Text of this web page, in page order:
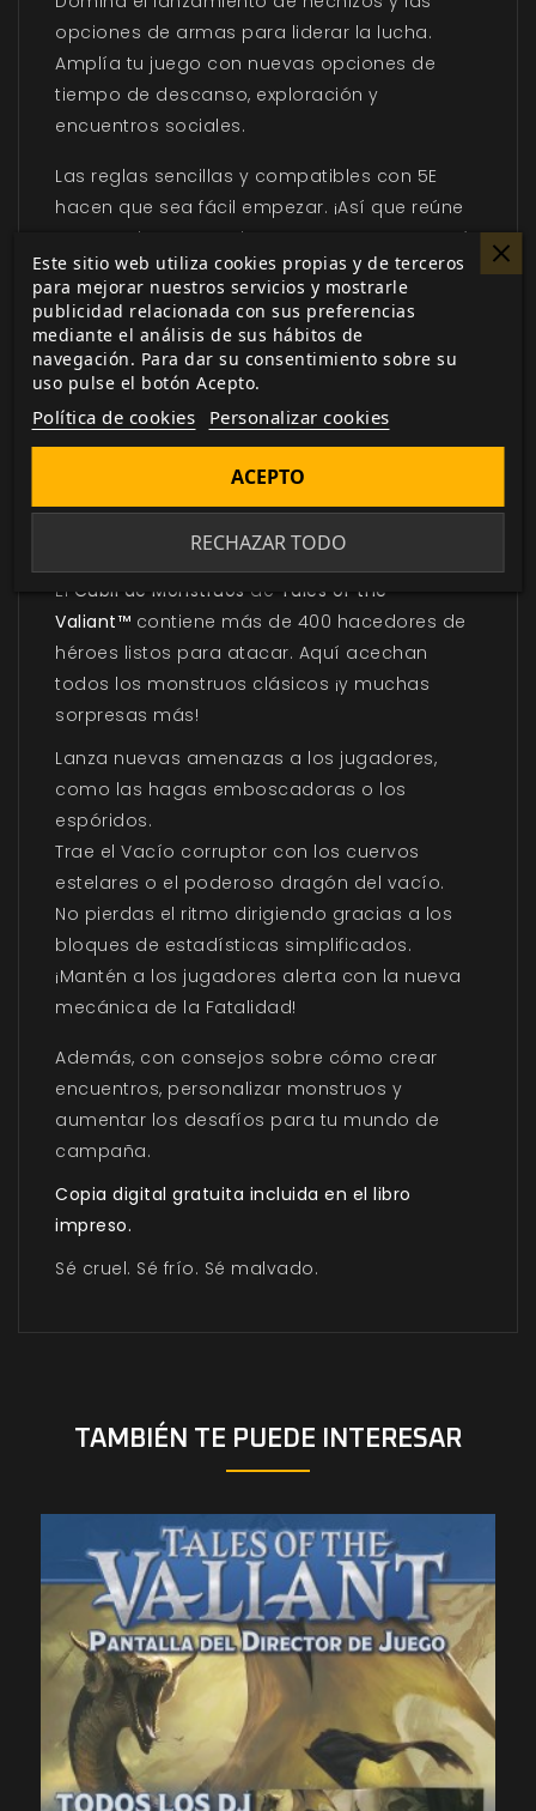
opciones de armas para liderar la lucha.
Amplía tu juego con nuevas opciones de
tiempo de descanso, exploración y
encuentros sociales.
Las reglas sencillas y compatibles con 5E
hacen que sea fácil empezar. ¡Así que reúne
a tus amigos y comienza tu aventura a través
del Laberinto de los Mundos!
Copia digital gratuita incluida en el libro
impreso.
Sé audaz. Sé intrépido. Sé valiente.
¿Qué lleva elCubil de
deTales of the
Valiant?
Los héroes necesitan monstruos
El Cubil de Monstruos de Tales of the
Valiant™ contiene más de 400 hacedores de
héroes listos para atacar. Aquí acechan
todos los monstruos clásicos ¡y muchas
sorpresas más!
Lanza nuevas amenazas a los jugadores,
como las hagas emboscadoras o los
espóridos.
Trae el Vacío corruptor con los cuervos
estelares o el poderoso dragón del vacío.
No pierdas el ritmo dirigiendo gracias a los
bloques de estadísticas simplificados.
¡Mantén a los jugadores alerta con la nueva
mecánica de la Fatalidad!
Además, con consejos sobre cómo crear
encuentros, personalizar monstruos y
aumentar los desafíos para tu mundo de
campaña.
Copia digital gratuita incluida en el libro
impreso.
Sé cruel. Sé frío. Sé malvado.
TAMBIÉN TE PUEDE INTERESAR
Este sitio web utiliza cookies propias y de terceros
para mejorar nuestros servicios y mostrarle
publicidad relacionada con sus preferencias
mediante el análisis de sus hábitos de
navegación. Para dar su consentimiento sobre su
uso pulse el botón Acepto.
Política de cookies Personalizar cookies
RECHAZAR TODO
ACEPTO